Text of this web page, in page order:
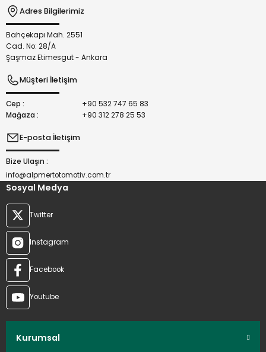
Adres Bilgilerimiz
Bahçekapı Mah. 2551
Cad. No: 28/A
Şaşmaz Etimesgut - Ankara
Müşteri İletişim
Cep :
+90 532 747 65 83
Mağaza :
+90 312 278 25 53
E-posta İletişim
Bize Ulaşın :
info@alpmertotomotiv.com.tr
Sosyal Medya
Twitter
Instagram
Facebook
Youtube
Kurumsal